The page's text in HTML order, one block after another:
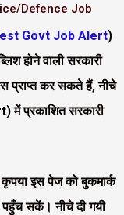
Defence Job
Govt Job Alert)
होने वाली सरकारी
प्राप्त कर सकते हैं, नीचे
)में प्रकाशित सरकारी
इस पेज को बुकमार्क
सकें। नीचे दी गयी